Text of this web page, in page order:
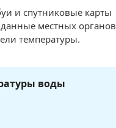
и спутниковые карты
местных органов
температуры.
воды